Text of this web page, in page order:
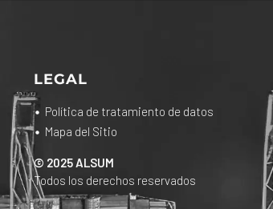
LEGAL
Política de tratamiento de datos
Mapa del Sitio
© 2025 ALSUM
Todos los derechos reservados